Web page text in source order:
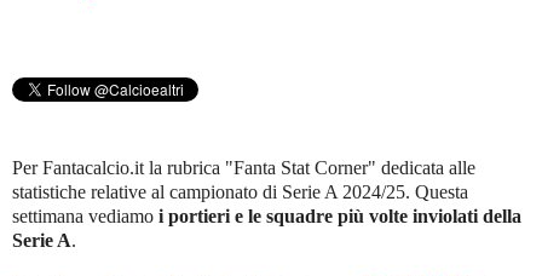
Per Fantacalcio.it la rubrica "Fanta Stat Corner" dedicata alle
statistiche relative al campionato di Serie A 2024/25. Questa
settimana vediamo i portieri e le squadre più volte inviolati della
Serie A.